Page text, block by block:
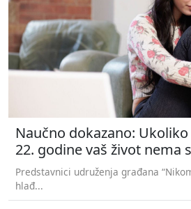
Naučno dokazano:
22. godine vaš život nema
Predstavnici udruženja građana
hlađ...